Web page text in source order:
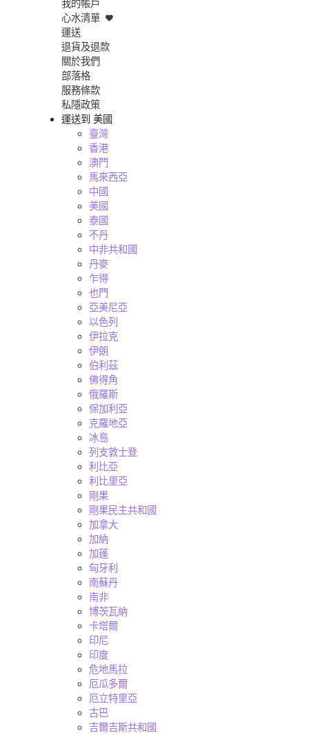
我的帳戶
心水清單
運送
退貨及退款
關於我們
部落格
服務條款
私隱政策
運送到 美國
臺灣
香港
澳門
馬來西亞
中國
美國
泰國
不丹
中非共和國
丹麥
乍得
也門
亞美尼亞
以色列
伊拉克
伊朗
伯利茲
佛得角
俄羅斯
保加利亞
克羅地亞
冰島
列支敦士登
利比亞
利比里亞
剛果
剛果民主共和國
加拿大
加納
加蓬
匈牙利
南蘇丹
南非
博茨瓦納
卡塔爾
印尼
印度
危地馬拉
厄瓜多爾
厄立特里亞
古巴
吉爾吉斯共和國